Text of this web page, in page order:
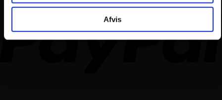
Afvis